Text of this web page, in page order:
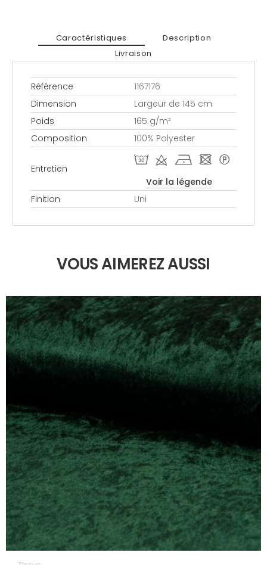
Caractéristiques
Description
Livraison
Référence
1167176
Dimension
Largeur de 145 cm
Poids
165 g/m²
Composition
100% Polyester
Entretien
T d h - *
Voir la légende
Finition
Uni
VOUS AIMEREZ AUSSI